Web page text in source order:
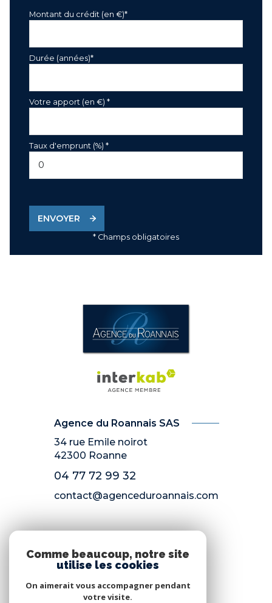
Montant du crédit (en €)*
Durée (années)*
Votre apport (en €) *
Taux d'emprunt (%) *
ENVOYER
* Champs obligatoires
Agence du Roannais SAS
34 rue Emile noirot
42300 Roanne
04 77 72 99 32
contact@agenceduroannais.com
Nous suivre
Comme beaucoup, notre site
utilise les cookies
On aimerait vous accompagner pendant
votre visite.